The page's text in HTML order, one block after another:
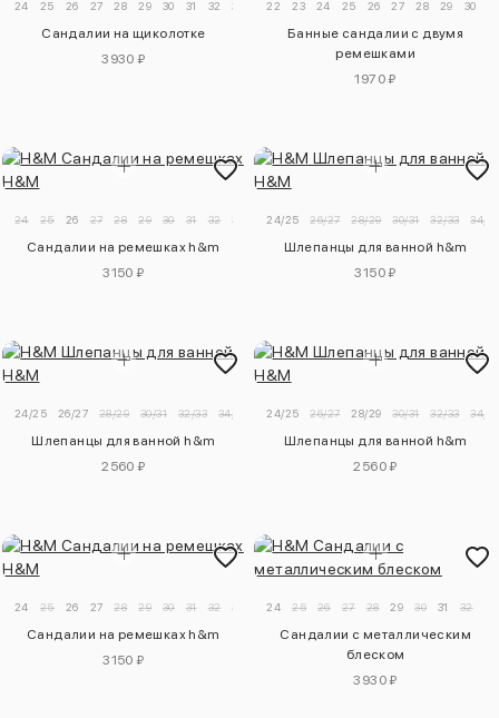
24 25 26 27 28 29 30 31 32 33 34
Сандалии на щиколотке
3930 ₽
22 23 24 25 26 27 28 29 30
Банные сандалии с двумя
ремешками
1970 ₽
24 25 26 27 28 29 30 31 32 33 34
Сандалии на ремешках h&m
3150 ₽
24/25 26/27 28/29 30/31 32/33 34/
Шлепанцы для ванной h&m
3150 ₽
24/25 26/27 28/29 30/31 32/33 34/35
Шлепанцы для ванной h&m
2560 ₽
24/25 26/27 28/29 30/31 32/33 34/
Шлепанцы для ванной h&m
2560 ₽
24 25 26 27 28 29 30 31 32 33 34
Сандалии на ремешках h&m
3150 ₽
24 25 26 27 28 29 30 31 32
Сандалии с металлическим
блеском
3930 ₽